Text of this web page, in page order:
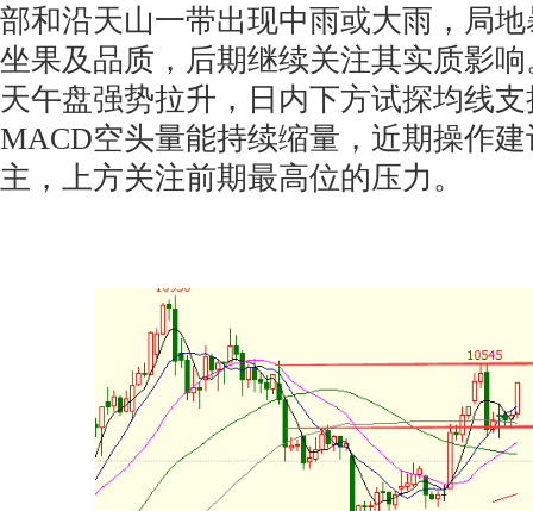
部和沿天山一带出现中雨或大雨，局
坐果及品质，后期继续关注其实质影
天午盘强势拉升，日内下方试探均线
MACD空头量能持续缩量，近期操作
主，上方关注前期最高位的压力。